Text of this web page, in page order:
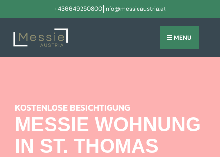
+436649250800|info@messieaustria.at
MENU
KOSTENLOSE BESICHTIGUNG
MESSIE WOHNUNG
IN ST. THOMAS